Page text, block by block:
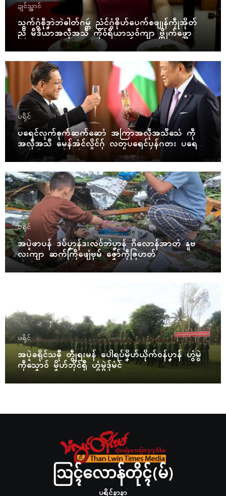
ဍုၚ်သ္အာၚ်
သွက်ဂွံစဵုဒၞာဲဘဲဓါတ်ဂမ္တဴ ညံၚ်ဂွံၜိုဟ်ပေက်စဖျုန်ကၠဵုအိုတ်
ညိ မဳဒဳယာအလဵုအသဳ ကိုဝ်ရဳယာသၟဝ်ကျာ ဗ္တိုက်ဖ္အော
ပရိုၚ်
ပရေၚ်လုက်စုက်ဆက်ဆောံ အကြာအလဵုအသဳသေံ ကဵု
အလဵုအသဳ မေန်အံၚ်လှိုၚ်ဂှ် လတူပရေၚ်ပၠန်ဂတး ပရေၚ်ဇီု
ကပိုက် နွံကၠုၚ်မာန်ဟာ
ပရိုၚ်
အပ္ဍဲဖာပန် ဒပ်ပၞာန်ဒးလဝ်ဘဲပၞာန် ဂိလောန်အာတံ နူဗ
လးကျာ ဆက်ကြဳဖျေံဗုမ် ဇၞော်ကဵုဇြဟတ်
ပရိုၚ်
အပ္ဍဲခရိုၚ်သဓီု တွဵုရးမန် ပေါဲရပ်မၞိဟ်ယိုက်ဝန်ပၞာန် ဟွံမွဲ
ကဵုသၞောဝ် မၞိဟ်ဘိုၚ်ရီု ဟွံမွဲဒှ်မံၚ်
ဩၚ်လောန်တိုၚ်(မ်)
ပရိုၚ်နာနာ